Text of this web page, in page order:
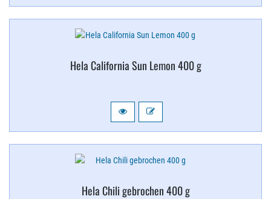
Hela California Sun Lemon 400 g
Hela Chili gebrochen 400 g